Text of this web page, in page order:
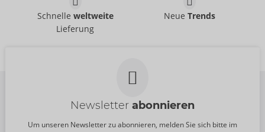
20 ml
06274100000
29,90 €
Dragon Intensifying
Cream Sensitive
Female Orgasm
Schnelle weltweite
Lieferung
NeueTrends
Newsletter abonnieren
Um unseren Newsletter zu abonnieren, melden Sie sich bitte im